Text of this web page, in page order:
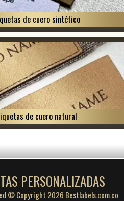
de cuero sintético
de cuero natural
PERSONALIZADAS
© Copyright 2026 Bestlabels.com.co